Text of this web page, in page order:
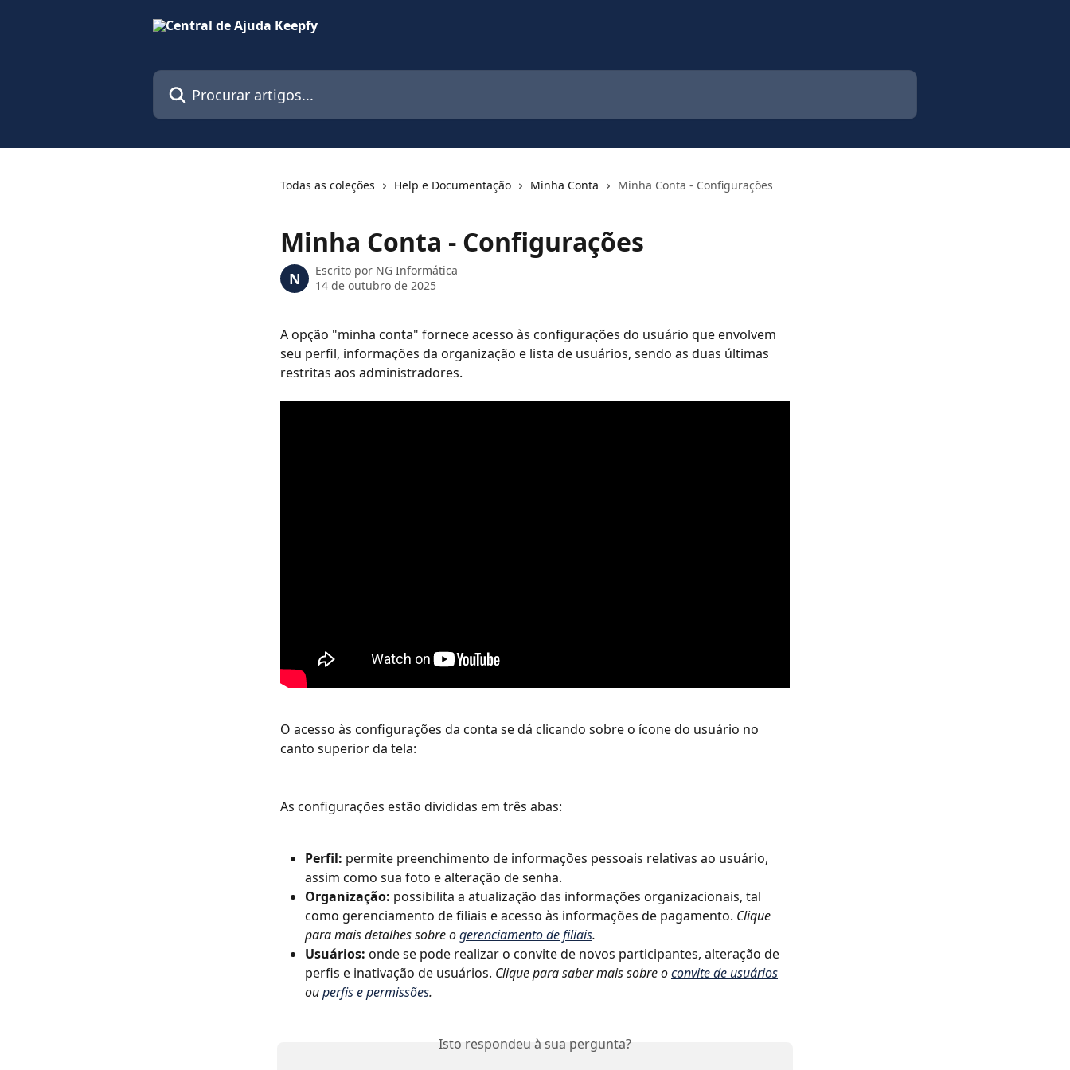
Procurar artigos...
Todas as coleções Help e Documentação Minha Conta Minha Conta - Configurações
Minha Conta - Configurações
N Escrito por NG Informática
14 de outubro de 2025
A opção "minha conta" fornece acesso às configurações do usuário que envolvem
seu perfil, informações da organização e lista de usuários, sendo as duas últimas
restritas aos administradores.
O acesso às configurações da conta se dá clicando sobre o ícone do usuário no
canto superior da tela:
As configurações estão divididas em três abas:
Perfil: permite preenchimento de informações pessoais relativas ao usuário,
assim como sua foto e alteração de senha.
Organização: possibilita a atualização das informações organizacionais, tal
como gerenciamento de filiais e acesso às informações de pagamento. Clique
para mais detalhes sobre o gerenciamento de filiais.
Usuários: onde se pode realizar o convite de novos participantes, alteração de
perfis e inativação de usuários. Clique para saber mais sobre o convite de usuários
ou perfis e permissões.
Isto respondeu à sua pergunta?